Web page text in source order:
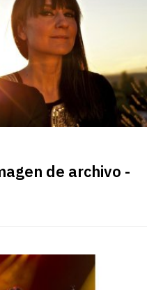
de archivo -